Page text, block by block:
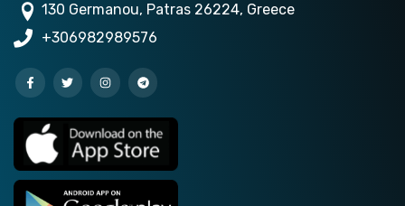
130 Germanou, Patras 26224, Greece
+306982989576